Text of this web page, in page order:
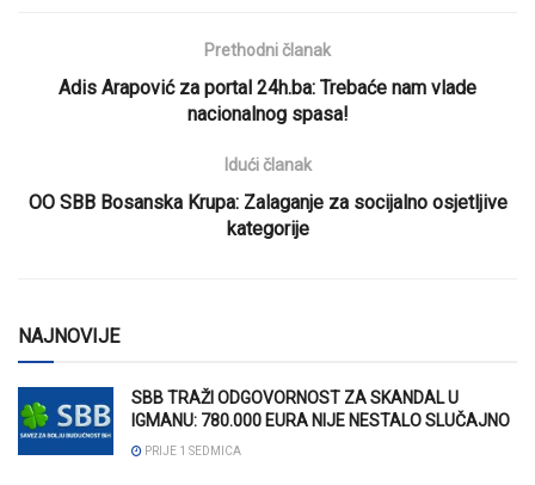
Prethodni članak
Adis Arapović za portal 24h.ba: Trebaće nam vlade
nacionalnog spasa!
Idući članak
OO SBB Bosanska Krupa: Zalaganje za socijalno osjetljive
kategorije
NAJNOVIJE
SBB TRAŽI ODGOVORNOST ZA SKANDAL U
IGMANU: 780.000 EURA NIJE NESTALO SLUČAJNO
PRIJE 1 SEDMICA